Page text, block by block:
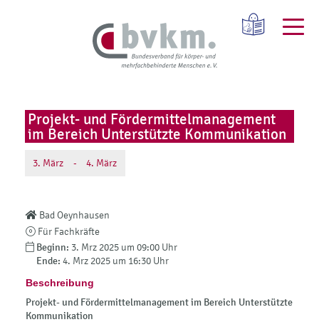
Projekt- und Fördermittelmanagement
im Bereich Unterstützte Kommunikation
3. März - 4. März
Bad Oeynhausen
Für Fachkräfte
Beginn: 3. Mrz 2025 um 09:00 Uhr
Ende: 4. Mrz 2025 um 16:30 Uhr
Beschreibung
Projekt- und Fördermittelmanagement im Bereich Unterstützte
Kommunikation